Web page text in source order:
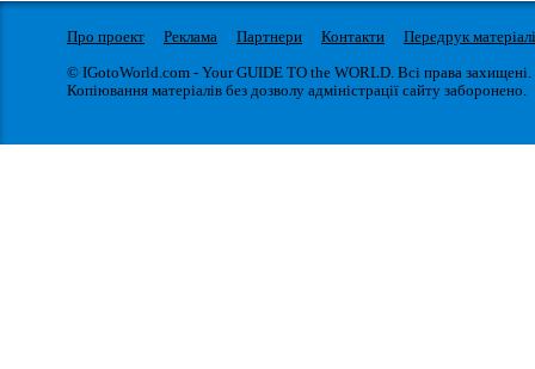
Про проект Реклама Партнери Контакти
Передрук
© IGotoWorld.com - Your GUIDE TO the WORLD. Всі права захищені.
Копіювання матеріалів без дозволу адміністрації сайту заборонено.